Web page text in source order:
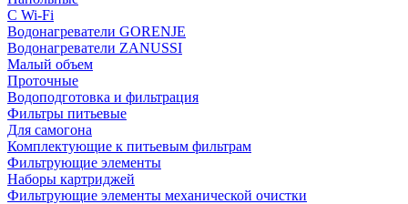
С Wi-Fi
Водонагреватели GORENJE
Водонагреватели ZANUSSI
Малый объем
Проточные
Водоподготовка и фильтрация
Фильтры питьевые
Для самогона
Комплектующие к питьевым фильтрам
Фильтрующие элементы
Наборы картриджей
Фильтрующие элементы механической очистки